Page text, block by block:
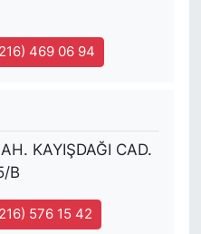
469 06 94
KAYIŞDAĞI CAD.
B
576 15 42